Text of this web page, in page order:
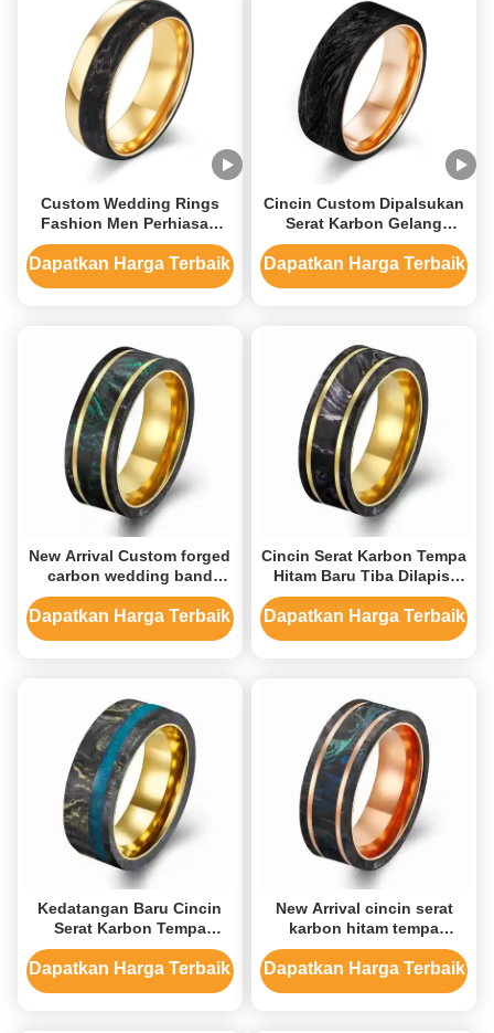
Custom Wedding Rings
Fashion Men Perhiasan
dan Rose Gold Forged
Carbon Fiber Wedding
Dapatkan Harga Terbaik
Cincin Custom Dipalsukan
Serat Karbon Gelang
Pernikahan Lapisan Emas
Bubuk dan Emas Mawar
Dapatkan Harga Terbaik
New Arrival Custom forged
carbon wedding band
Plated 14K Gold Ring
dengan foil hijau
Dapatkan Harga Terbaik
Cincin Serat Karbon Tempa
Hitam Baru Tiba Dilapisi
Emas 14K Cincin Pria
dengan Foil Ungu
Dapatkan Harga Terbaik
Kedatangan Baru Cincin
Serat Karbon Tempa
Kustom Lebar 8mm Cincin
Emas Mawar 14K dengan
Foil Hijau dan Emas serta
Dapatkan Harga Terbaik
New Arrival cincin serat
karbon hitam tempa
dengan campuran foil
hijau dan biru Plated Rose
Dapatkan Harga Terbaik